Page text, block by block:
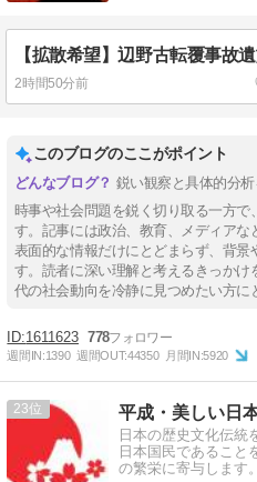
2時間50分前
このブログのここがポイント
鋭い観察と具体的分
時事や社会問題を鋭く切り取る一方で
す。記事には政治、教育、メディアな
表面的な情報だけにとどまらず、背景
す。読者に深い理解と考えるきっか
代の社会動向を冷静に見つめたい方に
1611623 778
週間IN:1390 週間OUT:44350 月間IN:5920
23 平成・美しい日
日本の歴史文化伝統
日本国民であること
の繁栄に寄与します。